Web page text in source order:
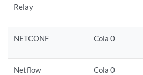
Relay
NETCONF Cola 0
Netflow Cola 0